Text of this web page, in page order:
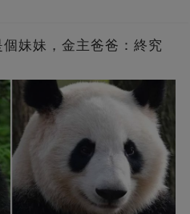
妹妹，金主爸爸：終究